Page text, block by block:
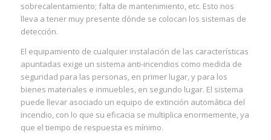
sobrecalentamiento; falta de mantenimiento, etc. Esto nos
lleva a tener muy presente dónde se colocan los sistemas de
detección.
El equipamiento de cualquier instalación de las características
apuntadas exige un sistema anti-incendios como medida de
seguridad para las personas, en primer lugar, y para los
bienes materiales e inmuebles, en segundo lugar. El sistema
puede llevar asociado un equipo de extinción automática del
incendio, con lo que su eficacia se multiplica enormemente, ya
que el tiempo de respuesta es mínimo.